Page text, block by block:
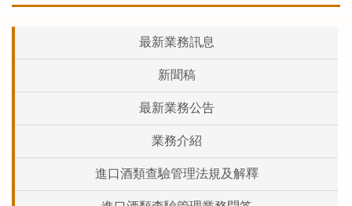
最新業務訊息
新聞稿
最新業務公告
業務介紹
進口酒類查驗管理法規及解釋